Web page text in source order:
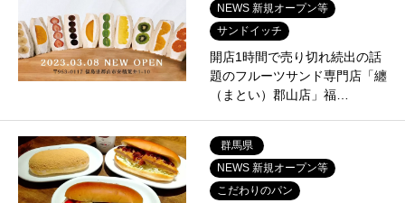
NEWS 新規オープン等
サンドイッチ
開店1時間で売り切れ続出の話
題のフルーツサンド専門店「纏
（まとい）郡山店」福…
群馬県
NEWS 新規オープン等
こだわりのパン